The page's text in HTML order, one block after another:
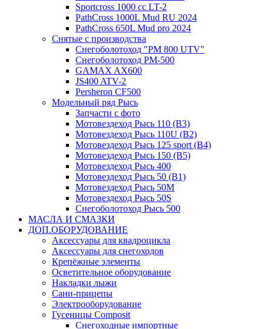
Sportcross 1000 cc LT-2
PathCross 1000L Mud RU 2024
PathCross 650L Mud pro 2024
Снятые с производства
Снегоболотоход "РМ 800 UTV"
Снегоболотоход РМ-500
GAMAX AX600
JS400 ATV-2
Persheron CF500
Модельный ряд Рысь
Запчасти с фото
Мотовездеход Рысь 110 (B3)
Мотовездеход Рысь 110U (B2)
Мотовездеход Рысь 125 sport (B4)
Мотовездеход Рысь 150 (B5)
Мотовездеход Рысь 400
Мотовездеход Рысь 50 (B1)
Мотовездеход Рысь 50M
Мотовездеход Рысь 50S
Снегоболотоход Рысь 500
МАСЛА И СМАЗКИ
ДОП.ОБОРУДОВАНИЕ
Аксессуары для квадроцикла
Аксессуары для снегоходов
Крепёжные элементы
Осветительное оборудование
Накладки лыжи
Сани-прицепы
Электрооборудование
Гусеницы Composit
Снегоходные импортные